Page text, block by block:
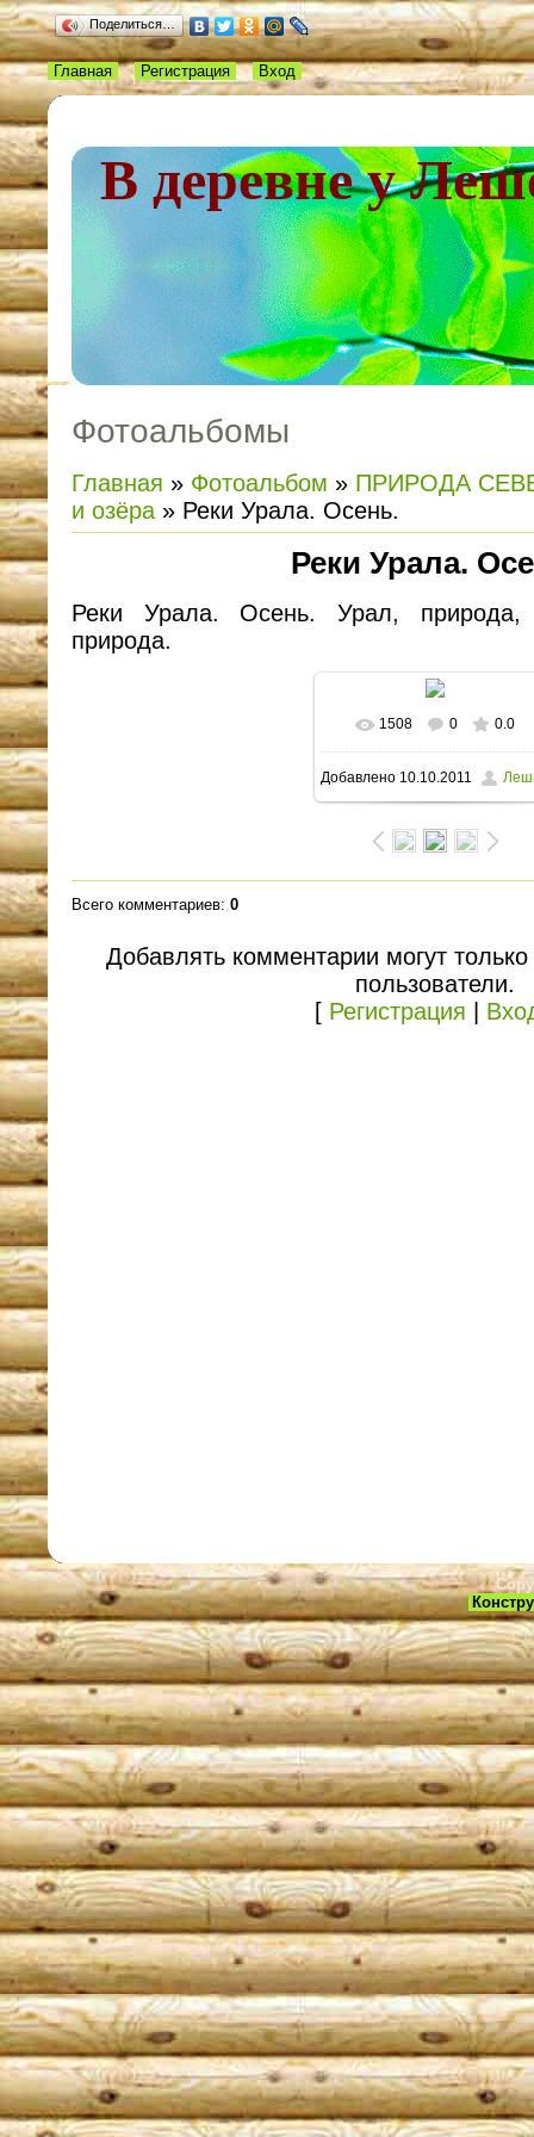
Поделиться…
В деревне у
Главная Регистрация Вход
Фотоальбомы
Главная » Фотоальбом » ПРИРОДА
и озёра » Реки Урала. Осень.
Реки Урала.
Реки Урала. Осень. Урал,
природа.
В реальном размере
1600x1200/ 191.2Kb
1508 0 0.0
Добавлено 10.10.2011
Всего комментариев: 0
Добавлять комментарии могут
пользователи.
[ Регистрация